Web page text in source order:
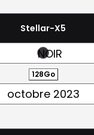
Stellar-X5
NOIR
128Go
octobre 2023